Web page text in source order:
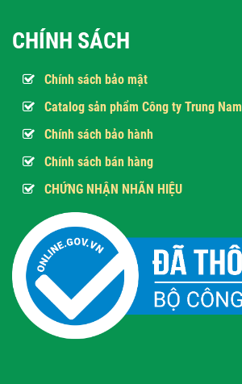
CHÍNH SÁCH
Chính sách bảo mật
Catalog sản phẩm Công ty Trung Nam
Chính sách bảo hành
Chính sách bán hàng
CHỨNG NHẬN NHÃN HIỆU